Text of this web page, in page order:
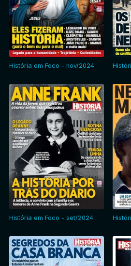
História em Foco - nov/2024
História em Foco - set/2024